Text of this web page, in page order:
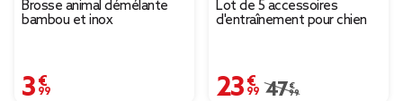
Brosse animal démélante
bambou et inox
3,99 €
Lot de 5 accessoires
d'entraînement pour chien
23,99 €
Prix remisé de 47,99
47,99 €